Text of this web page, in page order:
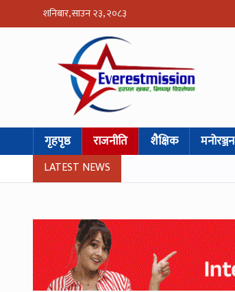
शनिबार, साउन २३, २०८३
गृहपृष्ठ राजनीति शैक्षिक मनोरञ्जन
LATEST NEWS